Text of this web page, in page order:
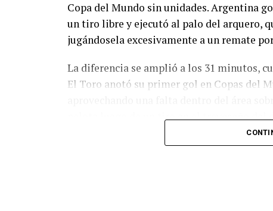
Copa del Mundo sin unidades. Argentina
un tiro libre y ejecutó al palo del arquero,
jugándosela excesivamente a un remate
La diferencia se amplió a los 31 minutos,
El Toro anotó su primer gol en Copas del
pelota luego de un tiro en el travesaño